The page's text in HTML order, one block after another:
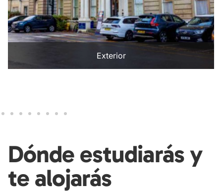
Exterior
Dónde estudiarás y
te alojarás